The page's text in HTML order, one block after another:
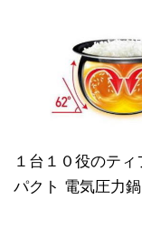
１台１０役のテ
パクト 電気圧力